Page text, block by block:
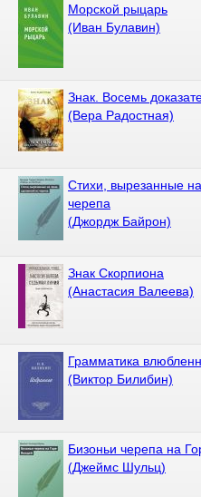
Морской рыцарь
(Иван Булавин)
Знак. Восемь
(Вера Радостная)
Стихи, вырезанные
черепа
(Джордж Байрон)
Знак Скорпиона
(Анастасия Валеева)
Грамматика
(Виктор Билибин)
Бизоньи черепа на
(Джеймс Шульц)